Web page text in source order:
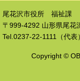
尾花沢市役所 福祉課
〒999-4292 山形県尾花
Tel.0237-22-1111（代表
Copyright ©